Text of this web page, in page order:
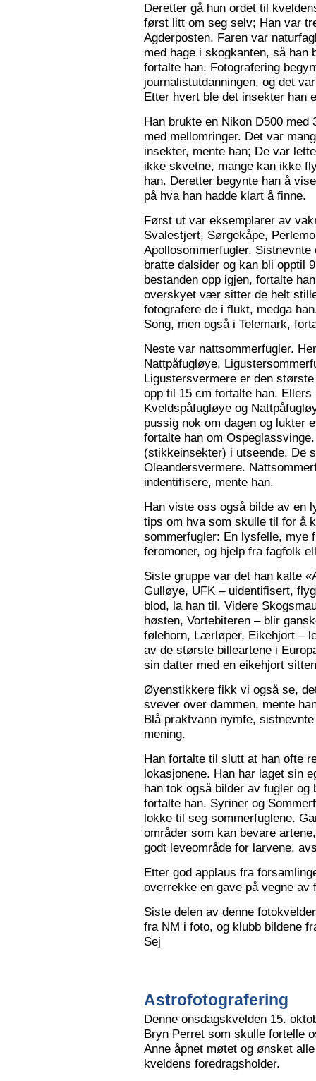
Deretter gå hun ordet til
først litt om seg selv; Han var
Agderposten. Faren var
med hage i skogkanten, så han
fortalte han. Fotografering
journalistutdanningen, og det
Etter hvert ble det insekter han
Han brukte en Nikon D500
med mellomringer. Det var
insekter, mente han; De var
ikke skvetne, mange kan ikke
han. Deretter begynte han å
på hva han hadde klart å finne.
Først ut var eksemplarer av
Svalestjert, Sørgekåpe,
Apollosommerfugler.
bratte dalsider og kan bli opptil
bestanden opp igjen, fortalte
overskyet vær sitter de helt
fotografere de i flukt, medga
Song, men også i Telemark,
Neste var nattsommerfugler.
Nattpåfugløye,
Ligustersvermere er den
opp til 15 cm fortalte han.
Kveldspåfugløye og
pussig nok om dagen og lukter
fortalte han om
(stikkeinsekter) i utseende. De
Oleandersvermere.
indentifisere, mente han.
Han viste oss også bilde av en
tips om hva som skulle til for å
sommerfugler: En lysfelle, mye
feromoner, og hjelp fra fagfolk
Siste gruppe var det han kalte
Gulløye, UFK – uidentifisert,
blod, la han til. Videre
høsten, Vortebiteren – blir
følehorn, Lærløper, Eikehjort –
av de største billeartene i
sin datter med en eikehjort
Øyenstikkere fikk vi også se,
svever over dammen, mente
Blå praktvann nymfe,
mening.
Han fortalte til slutt at han ofte
lokasjonene. Han har laget sin
han tok også bilder av fugler
fortalte han. Syriner og
lokke til seg sommerfuglene.
områder som kan bevare
godt leveområde for larvene,
Etter god applaus fra
overrekke en gave på vegne av
Siste delen av denne
fra NM i foto, og klubb bildene
Sej
Astrofotografering
Denne onsdagskvelden 15.
Bryn Perret som skulle fortelle
Anne åpnet møtet og ønsket
kveldens foredragsholder.